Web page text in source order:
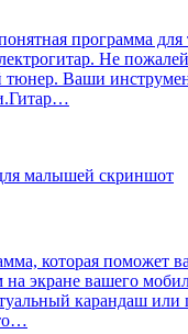
программа для
Не
тюнер. Ваши
которая поможет
на экране вашего
карандаш или